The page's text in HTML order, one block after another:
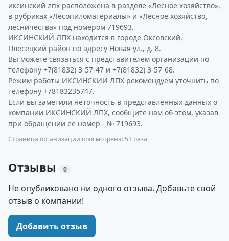
иксинский лпх расположена в разделе «Лесное хозяйство»,
в рубриках «Лесопиломатериалы» и «Лесное хозяйство,
лесничества» под номером 719693.
ИКСИНСКИЙ ЛПХ находится в городе Оксовский,
Плесецкий район по адресу Новая ул., д. 8.
Вы можете связаться с представителем организации по
телефону +7(81832) 3-57-47 и +7(81832) 3-57-68.
Режим работы ИКСИНСКИЙ ЛПХ рекомендуем уточнить по
телефону +78183235747.
Если вы заметили неточность в представленных данных о
компании ИКСИНСКИЙ ЛПХ, сообщите нам об этом, указав
при обращении ее номер - № 719693.
Страница организации просмотрена: 53 раза
Отзывы 0
Не опубликовано ни одного отзыва. Добавьте свой
отзыв о компании!
Добавить отзыв